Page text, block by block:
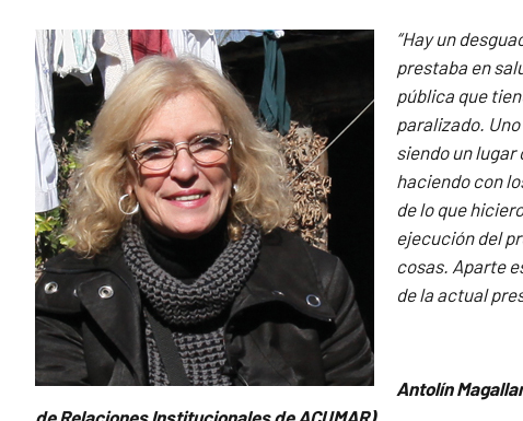
“Hay un
prestaba en
pública que
paralizado.
siendo un lugar
haciendo con
de lo que
ejecución del
cosas. Aparte
de la actual
Antolín